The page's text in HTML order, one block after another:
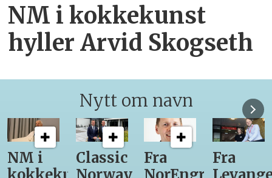
NM i kokkekunst
hyller Arvid Skogseth
Nytt om navn
Classic
Fra
Fra
12